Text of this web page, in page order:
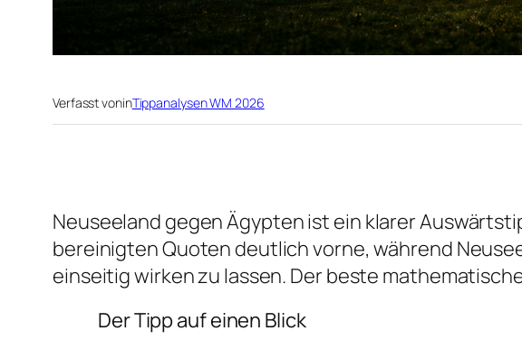
Verfasst voninTippanalysen WM 2026
Neuseeland gegen Ägypten ist ein klarer
bereinigten Quoten deutlich vorne, während
einseitig wirken zu lassen. Der beste
Der Tipp auf einen Blick